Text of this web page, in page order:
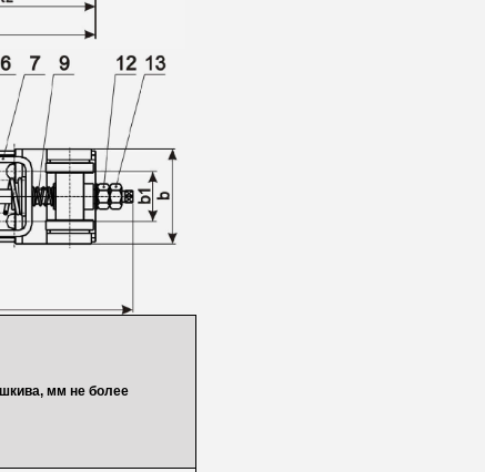
мм не более